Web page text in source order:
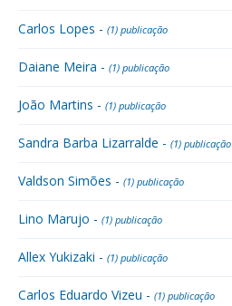
Carlos Lopes - (1) publicação
Daiane Meira - (1) publicação
João Martins - (1) publicação
Sandra Barba Lizarralde - (1) publicação
Valdson Simões - (1) publicação
Lino Marujo - (1) publicação
Allex Yukizaki - (1) publicação
Carlos Eduardo Vizeu - (1) publicação